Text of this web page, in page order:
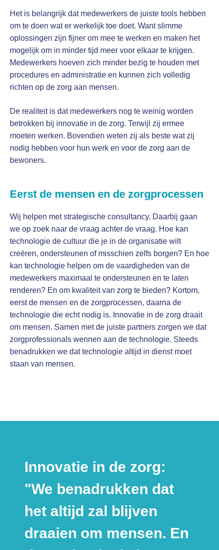
Het is belangrijk dat medewerkers de juiste tools hebben
om te doen wat er werkelijk toe doet. Want slimme
oplossingen zijn fijner om mee te werken en maken het
mogelijk om in minder tijd meer voor elkaar te krijgen.
Medewerkers hoeven zich minder bezig te houden met
procedures en administratie en kunnen zich volledig
richten op de zorg aan mensen.
De realiteit is dat medewerkers nog te weinig worden
betrokken bij innovatie in de zorg. Terwijl zij ermee
moeten werken. Bovendien weten zij als beste wat zij
nodig hebben voor hun werk en voor de zorg aan de
bewoners.
Eerst de mensen en de zorgprocessen
Wij helpen met strategische consultancy. Daarbij gaan
we op zoek naar de vraag achter de vraag. Hoe kan
technologie de cultuur die je in de organisatie wilt
creëren, ondersteunen of misschien zelfs borgen? En hoe
kan technologie helpen om de vaardigheden van de
medewerkers maximaal te ondersteunen en te laten
renderen? En om kwaliteit van zorg te bieden? Kortom,
eerst de mensen en de zorgprocessen, daarna de
technologie die echt nodig is. Innovatie in de zorg draait
om mensen. Samen met de juiste partners zorgen we dat
zorgprofessionals wennen aan de technologie. Steeds
benadrukken we dat technologie altijd in dienst moet
staan van mensen.
Innovatie in de zorg:
"We benadrukken dat
het altijd zal blijven
draaien om mensen. En